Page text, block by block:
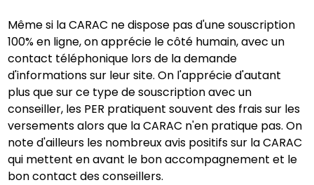
Même si la CARAC ne dispose pas d'une souscription
100% en ligne, on apprécie le côté humain, avec un
contact téléphonique lors de la demande
d'informations sur leur site. On l'apprécie d'autant
plus que sur ce type de souscription avec un
conseiller, les PER pratiquent souvent des frais sur les
versements alors que la CARAC n'en pratique pas. On
note d'ailleurs les nombreux avis positifs sur la CARAC
qui mettent en avant le bon accompagnement et le
bon contact des conseillers.